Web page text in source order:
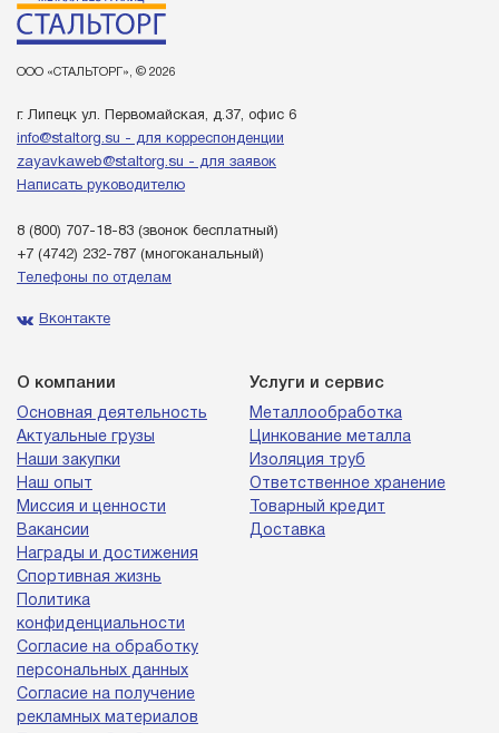
ООО «СТАЛЬТОРГ», © 2026
г. Липецк ул. Первомайская, д.37, офис 6
info@staltorg.su - для корреспонденции
zayavkaweb@staltorg.su - для заявок
Написать руководителю
8 (800) 707-18-83 (звонок бесплатный)
+7 (4742) 232-787 (многоканальный)
Телефоны по отделам
Вконтакте
О компании
Основная деятельность
Актуальные грузы
Наши закупки
Наш опыт
Миссия и ценности
Вакансии
Награды и достижения
Спортивная жизнь
Политика
конфиденциальности
Согласие на обработку
персональных данных
Согласие на получение
рекламных материалов
Услуги и сервис
Металлообработка
Цинкование металла
Изоляция труб
Ответственное хранение
Товарный кредит
Доставка